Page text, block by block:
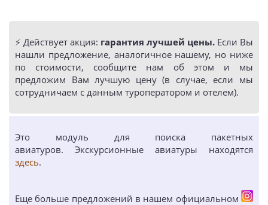
⚡️ Действует акция: гарантия лучшей цены. Если Вы
нашли предложение, аналогичное нашему, но ниже
по стоимости, сообщите нам об этом и мы
предложим Вам лучшую цену (в случае, если мы
сотрудничаем с данным туроператором и отелем).
Это модуль для поиска пакетных
авиатуров. Экскурсионные авиатуры находятся
здесь.
Еще больше предложений в нашем официальном